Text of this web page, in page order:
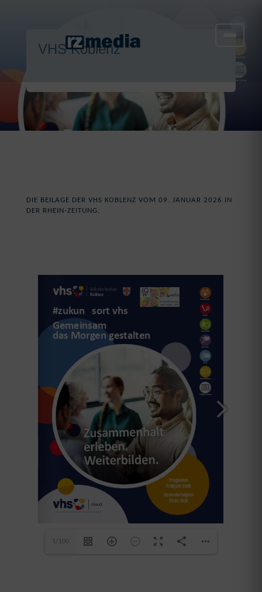
VHS Koblenz
DIE BEILAGE DER VHS KOBLENZ VOM 09. JANUAR 2026 IN
DER RHEIN-ZEITUNG.
Nicole.Kuprian@vhs-koblenz.de
E-Mail: Mara.Hoffmann@vhs-koblenz.de
Katharina.Rueber@vhs-koblenz.de
Hoevelstraße 6, 56073Koblenz,
bitte an: info@vhs-koblenz.de
1/100